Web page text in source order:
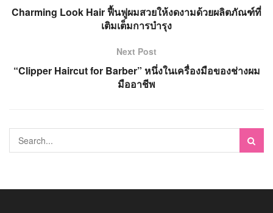
Charming Look Hair ฟื้นฟูผมสวยให้งดงามด้วยผลิตภัณฑ์ที่
เติมเต็มการบำรุง
Next Post
“Clipper Haircut for Barber” หนึ่งในเครื่องมือของช่างผม
มืออาชีพ